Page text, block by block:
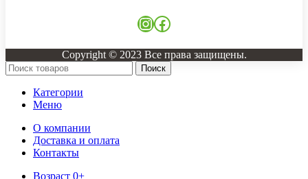
Instagram
Facebook
Copyright © 2023 Все права защищены.
Поиск
Категории
Меню
О компании
Доставка и оплата
Контакты
Возраст 0+